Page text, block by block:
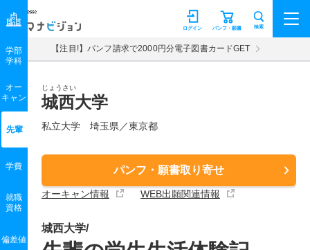
マナビジョン パンフ・願書
ログイン 検索
【注目!】パンフ請求で2000円分電子図書カードGET
じょうさい
城西大学
私立大学 埼玉県／東京都
パンフ・願書取り寄せ
オーキャン情報 WEB出願関連情報
学部
学科
オー
キャン
先輩
学費
就職
資格
偏差値
城西大学/